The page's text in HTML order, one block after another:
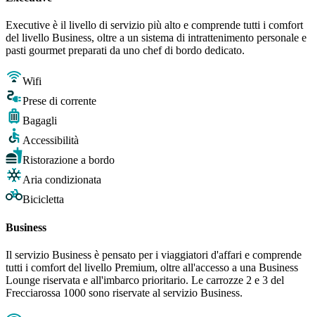
Executive è il livello di servizio più alto e comprende tutti i comfort
del livello Business, oltre a un sistema di intrattenimento personale e
pasti gourmet preparati da uno chef di bordo dedicato.
Wifi
Prese di corrente
Bagagli
Accessibilità
Ristorazione a bordo
Aria condizionata
Bicicletta
Business
Il servizio Business è pensato per i viaggiatori d'affari e comprende
tutti i comfort del livello Premium, oltre all'accesso a una Business
Lounge riservata e all'imbarco prioritario. Le carrozze 2 e 3 del
Frecciarossa 1000 sono riservate al servizio Business.